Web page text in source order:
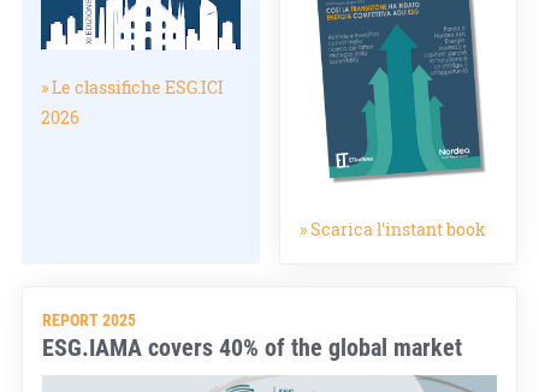
» Le classifiche ESG.ICI
2026
» Scarica l'instant book
REPORT 2025
ESG.IAMA covers 40% of the global market